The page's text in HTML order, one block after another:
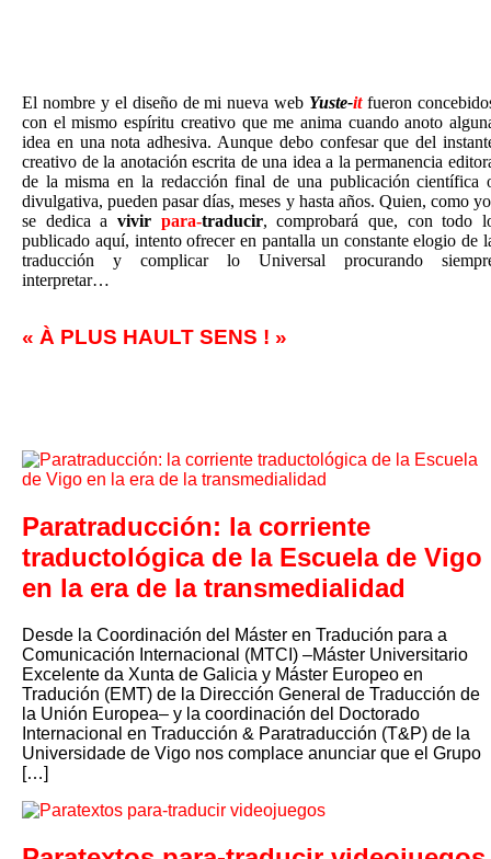
El nombre y el diseño de mi nueva web Yuste-itfueron
con el mismo espíritu creativo que me anima cuando anoto
idea en una nota adhesiva. Aunque debo confesar que del
creativo de la anotación escrita de una idea a la permanencia
de la misma en la redacción final de una publicación científica
divulgativa, pueden pasar días, meses y hasta años. Quien, como
se dedica a vivir para-traducir, comprobará que, con todo
publicado aquí, intento ofrecer en pantalla un constante elogio de
traducción y complicar lo Universal procurando
interpretar…
« À PLUS HAULT SENS ! »
Paratraducción: la corriente
traductológica de la Escuela de Vigo
en la era de la transmedialidad
Desde la Coordinación del Máster en Tradución para a
Comunicación Internacional (MTCI) –Máster Universitario
Excelente da Xunta de Galicia y Máster Europeo en
Tradución (EMT) de la Dirección General de Traducción de
la Unión Europea– y la coordinación del Doctorado
Internacional en Traducción & Paratraducción (T&P) de la
Universidade de Vigo nos complace anunciar que el Grupo
[…]